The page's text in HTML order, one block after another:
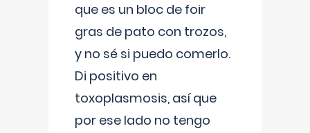
que es un bloc de foir
gras de pato con trozos,
y no sé si puedo comerlo.
Di positivo en
toxoplasmosis, así que
por ese lado no tengo